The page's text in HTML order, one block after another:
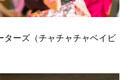
ターズ（チャチャチャベイビ